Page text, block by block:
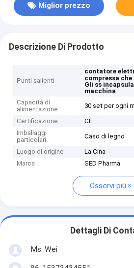
Miglior prezzo
Descrizione Di Prodotto
Punti salienti
contatore
compressa
Gli ss
macchina
Capacità di
alimentazione
30 set per ogni
Certificazione
CE
Imballaggi
particolari
Caso di legno
Luogo di origine
La Cina
Marca
SED Pharma
Osservi più
Dettagli Di
Ms. Wei